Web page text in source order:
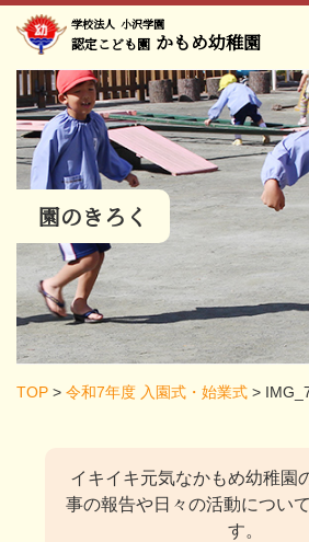
学校法人 小沢学園
認定こども園 かもめ幼稚園
園のきろく
TOP > 令和7年度 入園式・始業式 >
イキイキ元気なかもめ幼稚園
事の報告や日々の活動につい
す。